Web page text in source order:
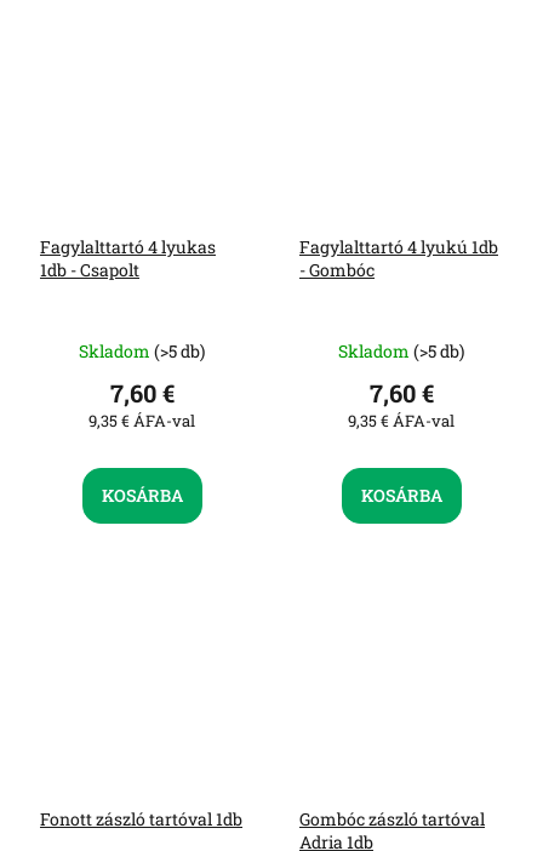
Fagylalttartó 4 lyukas
1db - Csapolt
Skladom (>5 db)
9,35 € ÁFA-val
7,60 €
KOSÁRBA
Fagylalttartó 4 lyukú 1db
- Gombóc
Skladom (>5 db)
9,35 € ÁFA-val
7,60 €
KOSÁRBA
Fonott zászló tartóval 1db
Gombóc zászló tartóval
Adria 1db